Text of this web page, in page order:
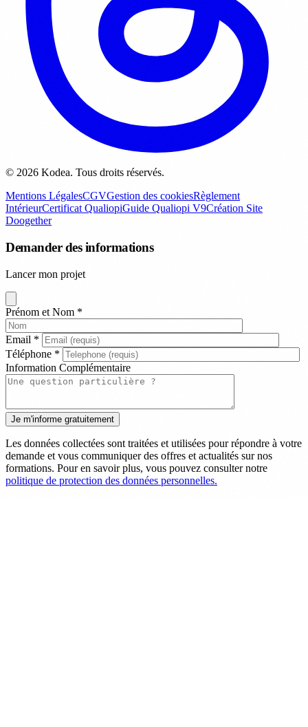
© 2026 Kodea. Tous droits réservés.
Mentions LégalesCGVGestion des cookiesRèglement
IntérieurCertificat QualiopiGuide Qualiopi V9Création Site
Doogether
Demander des informations
Lancer mon projet
Prénom et Nom *
Email *
Téléphone *
Information Complémentaire
Les données collectées sont traitées et utilisées pour répondre à votre
demande et vous communiquer des offres et actualités sur nos
formations. Pour en savoir plus, vous pouvez consulter notre
politique de protection des données personnelles.